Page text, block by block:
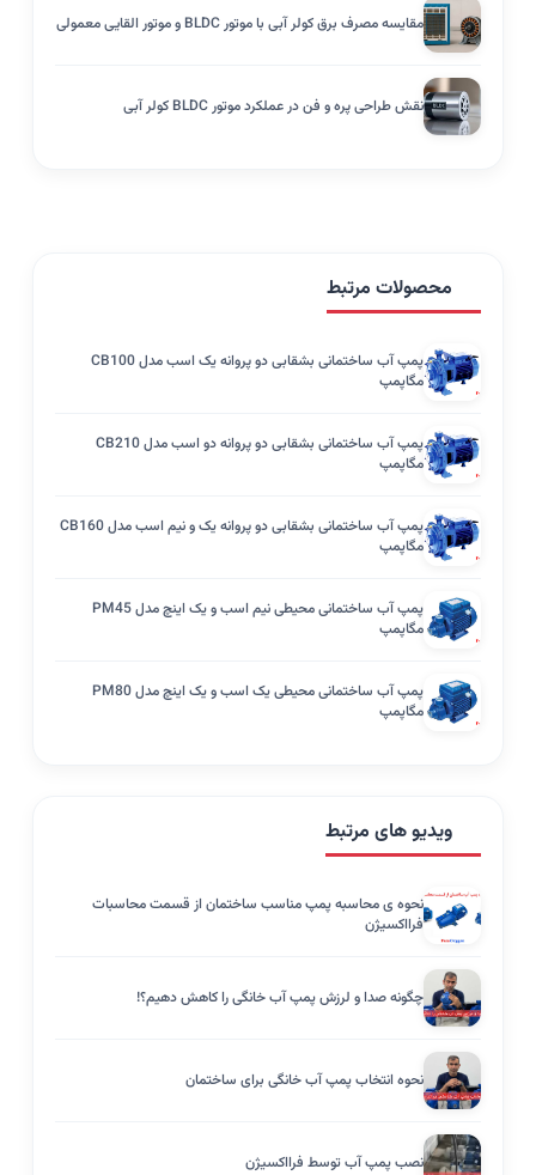
مقایسه مصرف برق کولر آبی با موتور BLDC و موتور القایی معمولی
نقش طراحی پره و فن در عملکرد موتور BLDC کولر آبی
محصولات مرتبط
پمپ آب ساختمانی بشقابی دو پروانه یک اسب مدل CB100
مگاپمپ
پمپ آب ساختمانی بشقابی دو پروانه دو اسب مدل CB210
مگاپمپ
پمپ آب ساختمانی بشقابی دو پروانه یک و نیم اسب مدل CB160
مگاپمپ
پمپ آب ساختمانی محیطی نیم اسب و یک اینچ مدل PM45
مگاپمپ
پمپ آب ساختمانی محیطی یک اسب و یک اینچ مدل PM80
مگاپمپ
ویدیو های مرتبط
نحوه ی محاسبه پمپ مناسب ساختمان از قسمت محاسبات
فرااکسیژن
چگونه صدا و لرزش پمپ آب خانگی را کاهش دهیم؟!
نحوه انتخاب پمپ آب خانگی برای ساختمان
نصب پمپ آب توسط فرااکسیژن